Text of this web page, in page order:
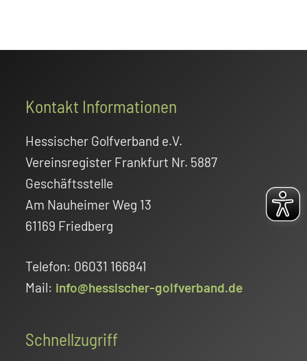
FooterKontakt Informationen
Hessischer Golfverband e.V.
Vereinsregister Frankfurt Nr. 5887
Geschäftsstelle
Am Nauheimer Weg 13
61169 Friedberg
Telefon: 06031 166841
Mail: info@hessischer-golfverband.de
Schnellzugriff